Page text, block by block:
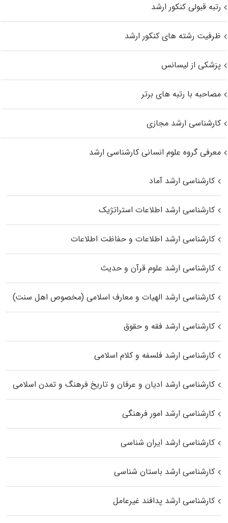
رتبه قبولی کنکور ارشد
ظرفیت رشته های کنکور ارشد
پزشکی از لیسانس
مصاحبه با رتبه های برتر
کارشناسی ارشد مجازی
معرفی گروه علوم انسانی کارشناسی ارشد
کارشناسی ارشد آماد
کارشناسی ارشد اطلاعات استراتژیک
کارشناسی ارشد اطلاعات و حفاظت اطلاعات
کارشناسی ارشد علوم قرآن و حدیث
کارشناسی ارشد الهیات و معارف اسلامی (مخصوص اهل سنت)
کارشناسی ارشد فقه و حقوق
کارشناسی ارشد فلسفه و کلام اسلامی
کارشناسی ارشد ادیان و عرفان و تاریخ فرهنگ و تمدن اسلامی
کارشناسی ارشد امور فرهنگی
کارشناسی ارشد ایران شناسی
کارشناسی ارشد باستان شناسی
کارشناسی ارشد پدافند غیرعامل